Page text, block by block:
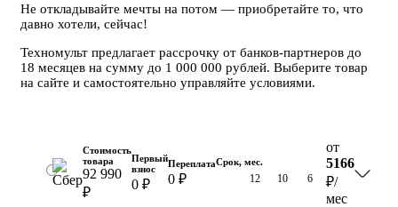
Не откладывайте мечты на потом — приобретайте то, что
давно хотели, сейчас!
Техномульт предлагает рассрочку от банков-партнеров до
18 месяцев на сумму до 1 000 000 рублей. Выберите товар
на сайте и самостоятельно управляйте условиями.
Стоимость
товара
92 990
₽
Первый
взнос
0 ₽
Переплата
0 ₽
Срок, мес.
12 10 6
от
5166
₽/
мес